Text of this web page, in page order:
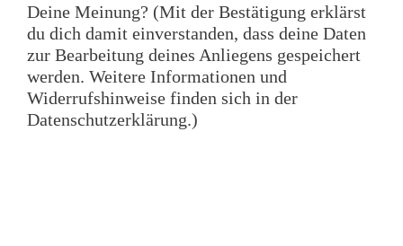
Deine Meinung? (Mit der Bestätigung erklärst
du dich damit einverstanden, dass deine Daten
zur Bearbeitung deines Anliegens gespeichert
werden. Weitere Informationen und
Widerrufshinweise finden sich in der
Datenschutzerklärung.)